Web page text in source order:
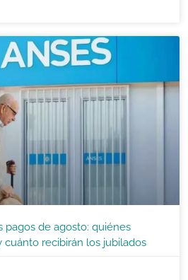
pagos de agosto: quiénes
cuánto recibirán los jubilados